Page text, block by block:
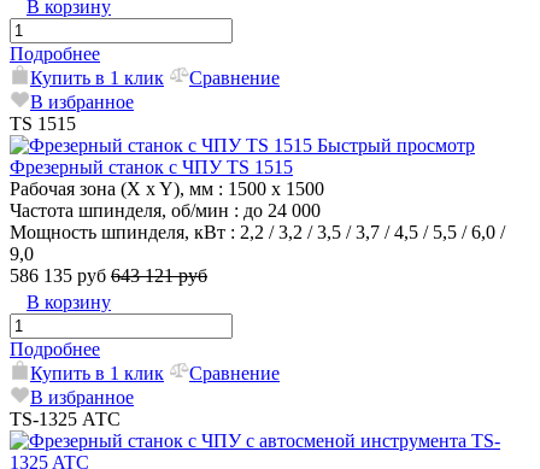
В корзину
Подробнее
Купить в 1 клик
Сравнение
В избранное
TS 1515
Быстрый просмотр
Фрезерный станок с ЧПУ TS 1515
Рабочая зона (X x Y), мм : 1500 x 1500
Частота шпинделя, об/мин : до 24 000
Мощность шпинделя, кВт : 2,2 / 3,2 / 3,5 / 3,7 / 4,5 / 5,5 / 6,0 /
9,0
586 135 руб 643 121 руб
В корзину
Подробнее
Купить в 1 клик
Сравнение
В избранное
TS-1325 АТС